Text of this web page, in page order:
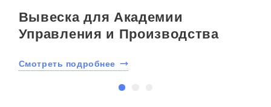
Вывеска для Академии
Управления и Производства
Смотреть подробнее